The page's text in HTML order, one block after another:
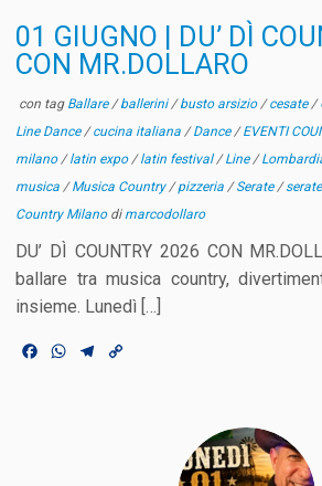
01 GIUGNO | DU’ DÌ
CON MR.DOLLARO
con tag Ballare/ballerini/busto arsizio/cesate/
Line Dance/cucina italiana/Dance/EVENTI
milano/latin expo/latin festival/Line/
musica/Musica Country/pizzeria/Serate/
Country Milano di marcodollaro
DU’ DÌ COUNTRY 2026 CON
ballare tra musica country,
insieme. Lunedì […]
W